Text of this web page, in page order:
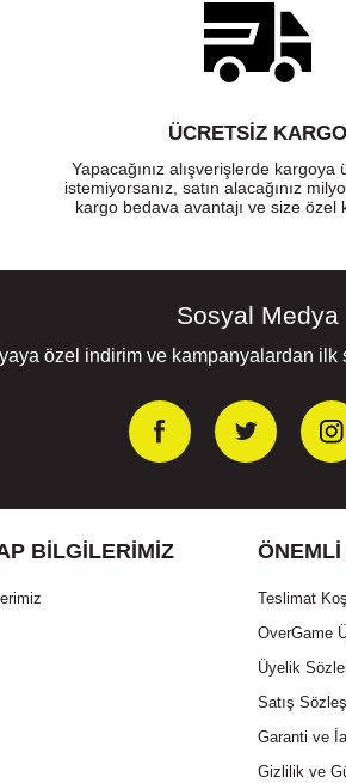
ÜCRETSIZ KARGO
Yapacağınız alışverişlerde kargoya
istemiyorsanız, satın alacağınız
kargo bedava avantajı ve size özel
Sosyal Medya
özel indirim ve kampanyalardan ilk
BILGILERIMIZ
Teslimat
OverGame
Üyelik
Satış
Garanti ve
Gizlilik ve